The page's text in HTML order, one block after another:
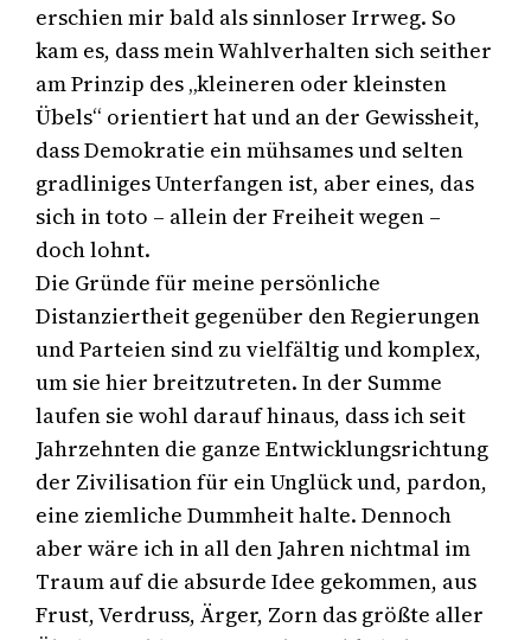
erschien mir bald als sinnloser Irrweg. So
kam es, dass mein Wahlverhalten sich seither
am Prinzip des „kleineren oder kleinsten
Übels“ orientiert hat und an der Gewissheit,
dass Demokratie ein mühsames und selten
gradliniges Unterfangen ist, aber eines, das
sich in toto – allein der Freiheit wegen –
doch lohnt.
Die Gründe für meine persönliche
Distanziertheit gegenüber den Regierungen
und Parteien sind zu vielfältig und komplex,
um sie hier breitzutreten. In der Summe
laufen sie wohl darauf hinaus, dass ich seit
Jahrzehnten die ganze Entwicklungsrichtung
der Zivilisation für ein Unglück und, pardon,
eine ziemliche Dummheit halte. Dennoch
aber wäre ich in all den Jahren nichtmal im
Traum auf die absurde Idee gekommen, aus
Frust, Verdruss, Ärger, Zorn das größte aller